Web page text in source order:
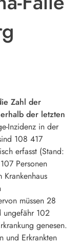
Zahl der
der letzten
Inzidenz in der
108 417
erfasst (Stand:
Personen
müssen 28
ungefähr 102
genesen.
und Erkrankten